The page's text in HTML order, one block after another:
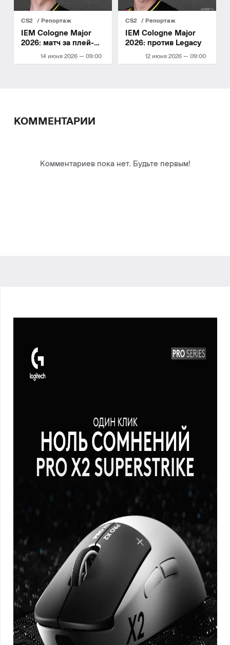
CS2 Репортаж
14 июня 2026 — 09:00
IEM Cologne Major
2026: матч за плей-
CS2 Репортаж
12 июня 2026 — 09:00
IEM Cologne Major
2026: против Legacy
КОММЕНТАРИИ
Комментариев пока нет. Будьте первым!